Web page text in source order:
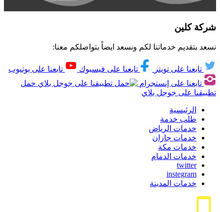
شركة كلين
نسعد بتقديم خدماتنا لكم ونسعد ايضاً بتواصلكم معنا:
تابعنا على تويتر تابعنا على فيسبوك
تابعنا على يوتيوب
تابعنا على إنستجرام
حمل
تطبيقنا على جوجل بلاي
الرئيسية
طلب خدمة
خدمات الرياض
خدمات جازان
خدمات مكة
خدمات الدمام
twitter
instegram
خدمات المدينة